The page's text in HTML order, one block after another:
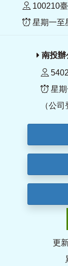
100210
星期一至
南投辦
星
（公
更